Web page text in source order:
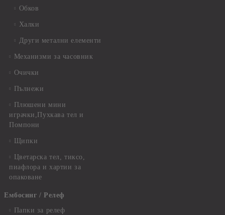
Обков
Халки
Други метални елементи
Механизми за часовник
Очички
Пълнежи
Плюшени мини
играчки,Пухкава тел и
Помпони
Щипки
Цветарска тел, тиксо,
пиафлора и хартии за
опаковане
Ембосинг / Релеф
Папки за релеф